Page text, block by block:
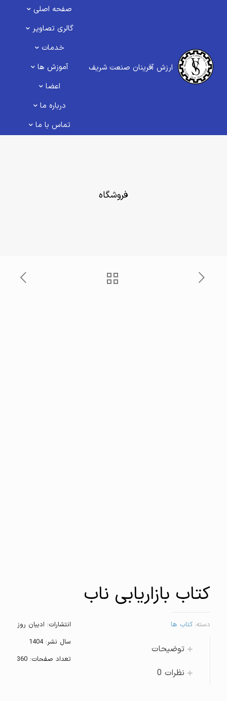
ارزش آفرینان صنعت شریف
صفحه اصلی
گالری تصاویر
خدمات
آموزش ها
اعضا
درباره ما
تماس با ما
فروشگاه
کتاب بازاریابی ناب
انتشارات: ادیبان روز
سال نشر: 1404
تعداد صفحات: 360
دسته:کتاب ها
توضیحات
نظرات 0